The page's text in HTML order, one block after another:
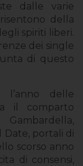
dalle varie
della
spiriti liberi.
dei single
di questo
l’anno delle
il comparto
Gambardella,
Date, portali di
scorso anno
di consensi,